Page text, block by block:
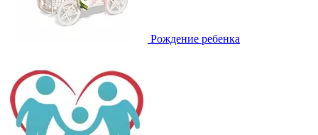
Рождение ребенка